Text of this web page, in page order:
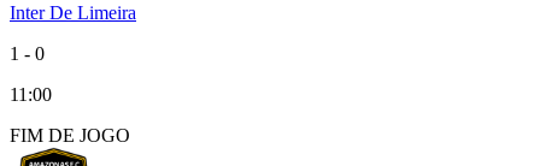
Inter De Limeira
1 - 0
11:00
FIM DE JOGO